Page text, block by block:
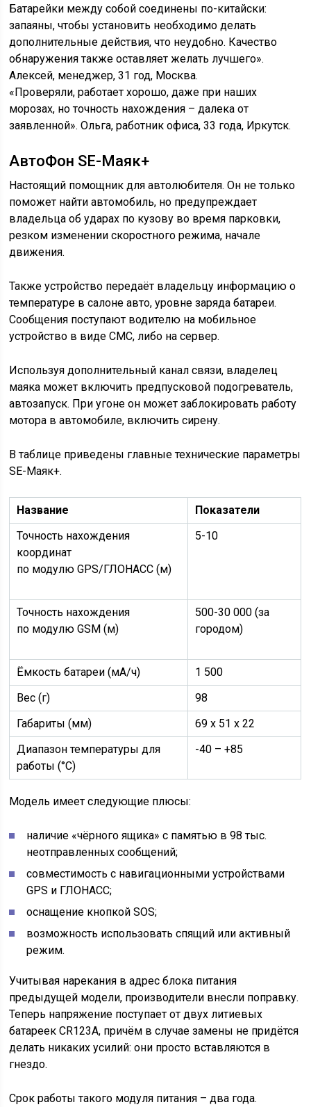
Батарейки между собой соединены по-китайски:
запаяны, чтобы установить необходимо делать
дополнительные действия, что неудобно. Качество
обнаружения также оставляет желать лучшего».
Алексей, менеджер, 31 год, Москва.
«Проверяли, работает хорошо, даже при наших
морозах, но точность нахождения – далека от
заявленной». Ольга, работник офиса, 33 года, Иркутск.
АвтоФон SE-Маяк+
Настоящий помощник для автолюбителя. Он не только
поможет найти автомобиль, но предупреждает
владельца об ударах по кузову во время парковки,
резком изменении скоростного режима, начале
движения.
Также устройство передаёт владельцу информацию о
температуре в салоне авто, уровне заряда батареи.
Сообщения поступают водителю на мобильное
устройство в виде СМС, либо на сервер.
Используя дополнительный канал связи, владелец
маяка может включить предпусковой подогреватель,
автозапуск. При угоне он может заблокировать работу
мотора в автомобиле, включить сирену.
В таблице приведены главные технические параметры
SE-Маяк+.
Название
Показатели
Точность нахождения
координат
по модулю GPS/ГЛОНАСС (м)
5-10
Точность нахождения
по модулю GSM (м)
500-30 000 (за
городом)
Ёмкость батареи (мА/ч)
1 500
Вес (г)
98
Габариты (мм)
69 х 51 х 22
Диапазон температуры для
работы (°C)
-40 – +85
Модель имеет следующие плюсы:
наличие «чёрного ящика» с памятью в 98 тыс.
неотправленных сообщений;
совместимость с навигационными устройствами
GPS и ГЛОНАСС;
оснащение кнопкой SOS;
возможность использовать спящий или активный
режим.
Учитывая нарекания в адрес блока питания
предыдущей модели, производители внесли поправку.
Теперь напряжение поступает от двух литиевых
батареек CR123A, причём в случае замены не придётся
делать никаких усилий: они просто вставляются в
гнездо.
Срок работы такого модуля питания – два года.